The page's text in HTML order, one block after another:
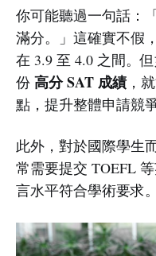
你可能聽過一句話：
滿分。」這確實不假
在 3.9 至 4.0 之間。
份 高分 SAT 成績，
點，提升整體申請競爭
此外，對於國際學生
常需要提交 TOEFL
言水平符合學術要求。